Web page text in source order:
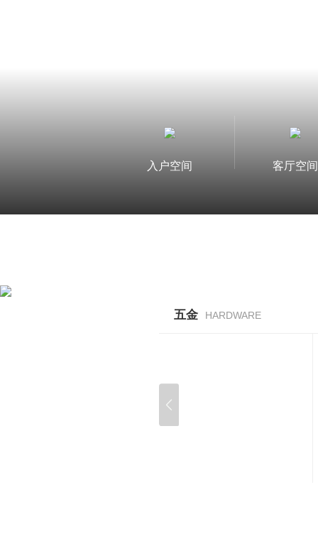
入户空间 客厅空间
五金 HARDWARE